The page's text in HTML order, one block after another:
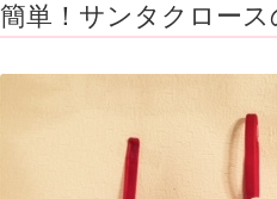
簡単！サンタクロー